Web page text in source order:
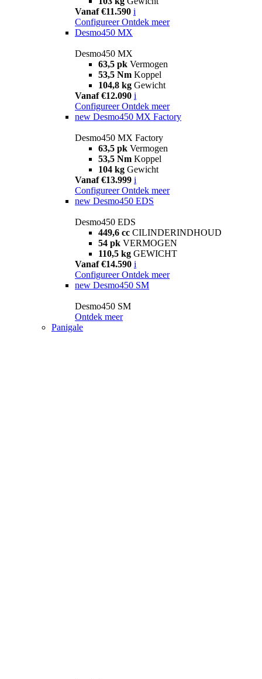
Vanaf €11.590 i
Configureer Ontdek meer
Desmo450 MX
Desmo450 MX
63,5 pk Vermogen
53,5 Nm Koppel
104,8 kg Gewicht
Vanaf €12.090 i
Configureer Ontdek meer
new Desmo450 MX Factory
Desmo450 MX Factory
63,5 pk Vermogen
53,5 Nm Koppel
104 kg Gewicht
Vanaf €13.999 i
Configureer Ontdek meer
new Desmo450 EDS
Desmo450 EDS
449,6 cc CILINDERINDHOUD
54 pk VERMOGEN
110,5 kg GEWICHT
Vanaf €14.590 i
Configureer Ontdek meer
new Desmo450 SM
Desmo450 SM
Ontdek meer
Panigale